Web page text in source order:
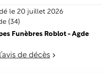
(34)
le 20 juillet 2026
Funèbres Roblot - Agde
de décès